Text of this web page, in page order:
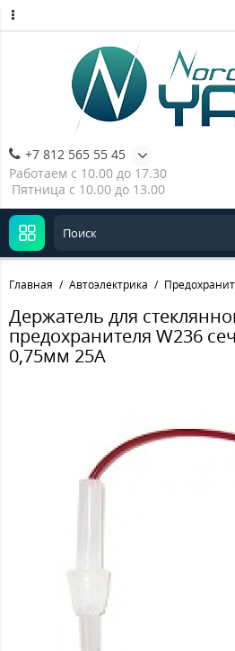
+7 812 565 55 45
Работаем с 10.00 до 17.30
Пятница с 10.00 до 13.00
Главная Автоэлектрика
Держатель для
предохранителя W236
0,75мм 25А